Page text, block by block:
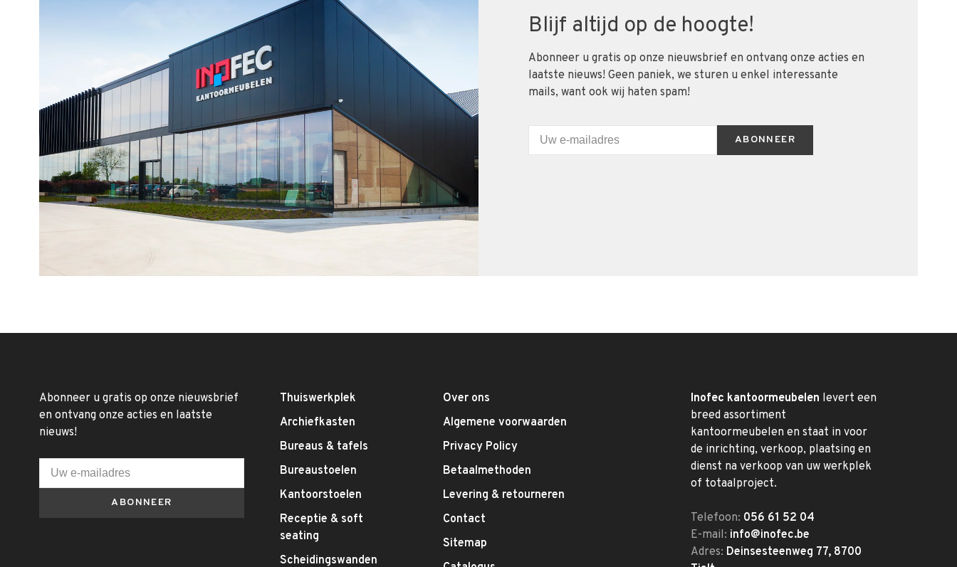
Blijf altijd op de hoogte!
Abonneer u gratis op onze nieuwsbrief en ontvang onze acties en
laatste nieuws! Geen paniek, we sturen u enkel interessante
mails, want ook wij haten spam!
ABONNEER
Abonneer u gratis op onze nieuwsbrief
en ontvang onze acties en laatste
nieuws!
ABONNEER
Thuiswerkplek
Archiefkasten
Bureaus & tafels
Bureaustoelen
Kantoorstoelen
Receptie & soft
seating
Scheidingswanden
Over ons
Algemene voorwaarden
Privacy Policy
Betaalmethoden
Levering & retourneren
Contact
Sitemap
Inofec kantoormeubelen levert een
breed assortiment
kantoormeubelen en staat in voor
de inrichting, verkoop, plaatsing en
dienst na verkoop van uw werkplek
of totaalproject.
Telefoon: 056 61 52 04
E-mail: info@inofec.be
Adres: Deinsesteenweg 77, 8700